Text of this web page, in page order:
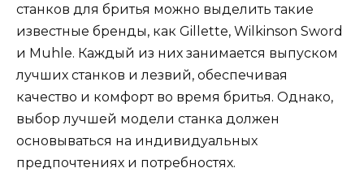
станков для бритья можно выделить такие
известные бренды, как Gillette, Wilkinson Sword
и Muhle. Каждый из них занимается выпуском
лучших станков и лезвий, обеспечивая
качество и комфорт во время бритья. Однако,
выбор лучшей модели станка должен
основываться на индивидуальных
предпочтениях и потребностях.